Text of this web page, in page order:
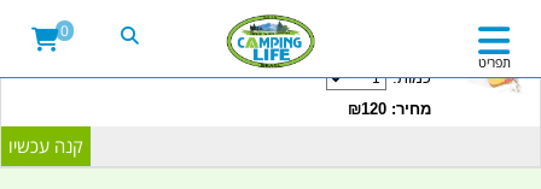
20LITRE WATER CONTAINER WITH TAP
CAMPINGLIFE ISRAEL קמפינג לייף
כמות:
מחיר: ₪120
תפריט
0